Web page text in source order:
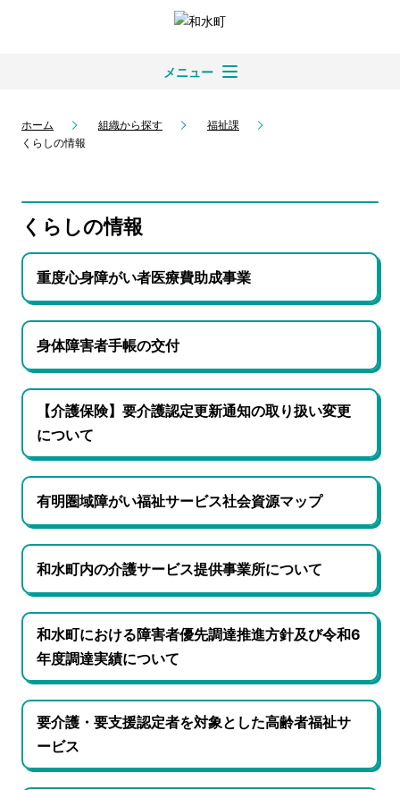
メニュー
ホーム 組織から探す
福祉課
くらしの情報
くらしの情報
重度心身障がい者医療費助成事業
身体障害者手帳の交付
【介護保険】要介護認定更新通知の取り扱い変更
について
有明圏域障がい福祉サービス社会資源マップ
和水町内の介護サービス提供事業所について
和水町における障害者優先調達推進方針及び令和6
年度調達実績について
要介護・要支援認定者を対象とした高齢者福祉サ
ービス